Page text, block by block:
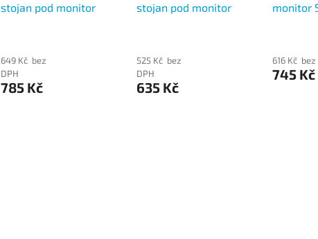
stojan pod monitor
649 Kč bez
DPH
785 Kč
stojan pod monitor
525 Kč bez
DPH
635 Kč
monitor
616 Kč bez
745 Kč